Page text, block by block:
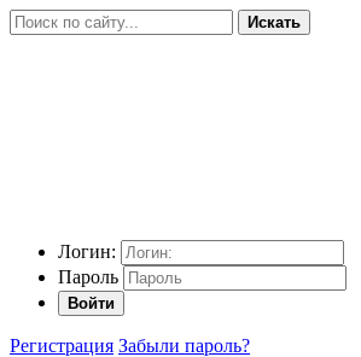
Искать
Логин:
Пароль
Войти
Регистрация Забыли пароль?